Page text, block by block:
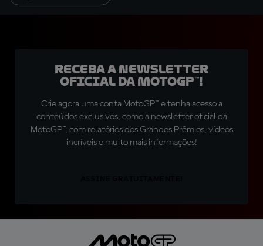
Receba a newsletter
oficial da MotoGP™!
Crie agora uma conta MotoGP™ e tenha acesso a
conteúdos exclusivos, como a newsletter oficial da
MotoGP™, com relatórios dos Grandes Prêmios, vídeos
incríveis e muito mais informações!